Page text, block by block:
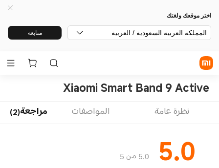
اختر موقعك ولغتك
المملكة العربية السعودية / العربية متابعة
Xiaomi Smart Band 9 Active
نظرة عامة المواصفات مراجعة(2)
5.0 5.0 من 5